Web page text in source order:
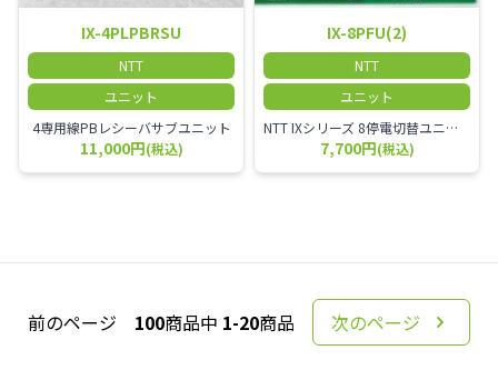
IX-4PLPBRSU
NTT
ユニット
4専用線PBレシーバサブユニット
11,000円(税込)
IX-8PFU(2)
NTT
ユニット
NTT IXシリーズ 8停電切替ユニット
7,700円(税込)
前のページ 100商品中 1-20商品 次のページ